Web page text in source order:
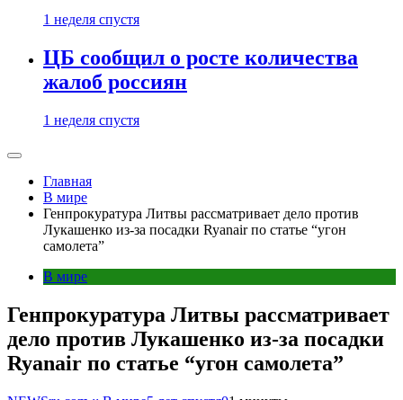
1 неделя спустя
ЦБ сообщил о росте количества
жалоб россиян
1 неделя спустя
Главная
В мире
Генпрокуратура Литвы рассматривает дело против
Лукашенко из-за посадки Ryanair по статье “угон
самолета”
В мире
Генпрокуратура Литвы рассматривает
дело против Лукашенко из-за посадки
Ryanair по статье “угон самолета”